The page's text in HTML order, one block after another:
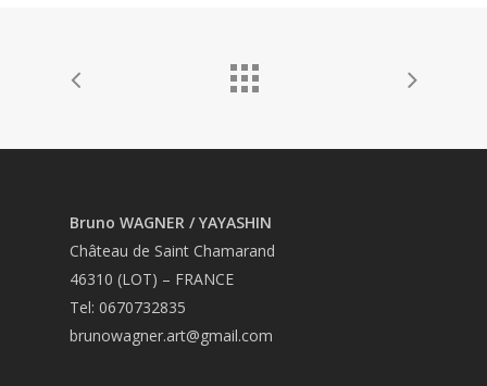
Bruno WAGNER / YAYASHIN
Château de Saint Chamarand
46310 (LOT) – FRANCE
Tel: 0670732835
brunowagner.art@gmail.com